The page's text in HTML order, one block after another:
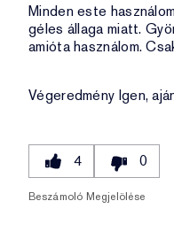
Minden este
géles állaga miatt.
amióta használom.
Végeredmény Igen,
4 0
Beszámoló Megjelölése